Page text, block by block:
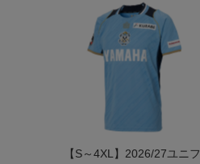
【S～4XL】2026/27ユニフ